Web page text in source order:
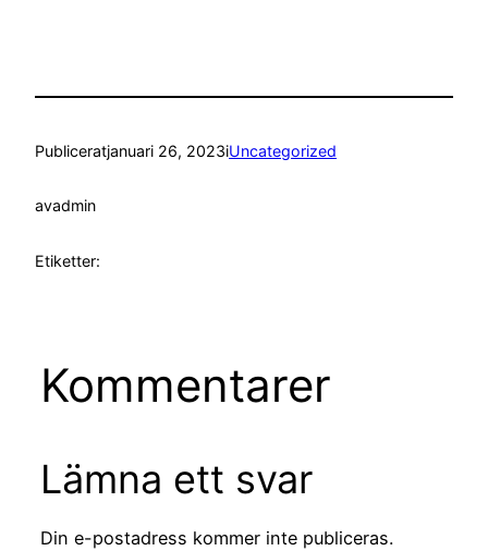
Publiceratjanuari 26, 2023iUncategorized
avadmin
Etiketter:
Kommentarer
Lämna ett svar
Din e-postadress kommer inte publiceras.